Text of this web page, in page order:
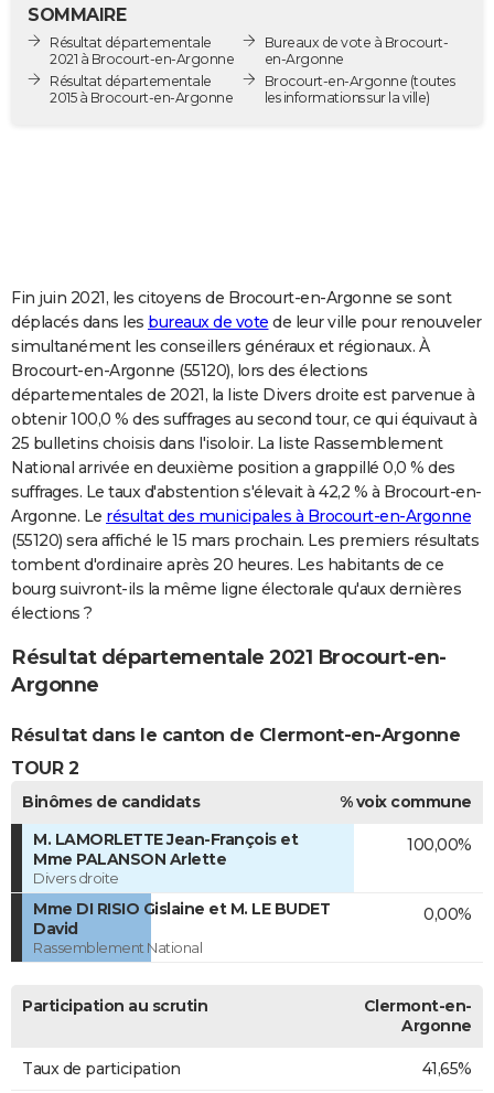
Destinations
City break
Voyage nature
Voyage de noces
Forum
Climat
GUIDES D'ACHAT
COPAINS D'AVANT
S'inscrire
Se connecter
Lycées
Collèges
Primaires
Universités
Entreprises
Service militaire
Avis de recherche
AVIS DE DÉCÈS
Bricolage
Lifestyle
Culture
Sport
Auto
Television
Voyage
Cinema
SOMMAIRE
Résultat départementale
2021 à Brocourt-en-Argonne
Résultat départementale
2015 à Brocourt-en-Argonne
Bureaux de vote à Brocourt-
en-Argonne
Brocourt-en-Argonne (toutes
les informations sur la ville)
Fin juin 2021, les citoyens de Brocourt-en-Argonne se sont
déplacés dans les bureaux de vote de leur ville pour renouveler
simultanément les conseillers généraux et régionaux. À
Brocourt-en-Argonne (55120), lors des élections
départementales de 2021, la liste Divers droite est parvenue à
obtenir 100,0 % des suffrages au second tour, ce qui équivaut à
25 bulletins choisis dans l'isoloir. La liste Rassemblement
National arrivée en deuxième position a grappillé 0,0 % des
suffrages. Le taux d'abstention s'élevait à 42,2 % à Brocourt-en-
Argonne. Le résultat des municipales à Brocourt-en-Argonne
(55120) sera affiché le 15 mars prochain. Les premiers résultats
tombent d'ordinaire après 20 heures. Les habitants de ce
bourg suivront-ils la même ligne électorale qu'aux dernières
élections ?
Résultat départementale 2021 Brocourt-en-
Argonne
Résultat dans le canton de Clermont-en-Argonne
TOUR 2
Binômes de candidats
% voix commune
M. LAMORLETTE Jean-François et
Mme PALANSON Arlette
Divers droite
100,00%
Mme DI RISIO Gislaine et M. LE BUDET
David
Rassemblement National
0,00%
Participation au scrutin
Clermont-en-
Argonne
Taux de participation 41,65%